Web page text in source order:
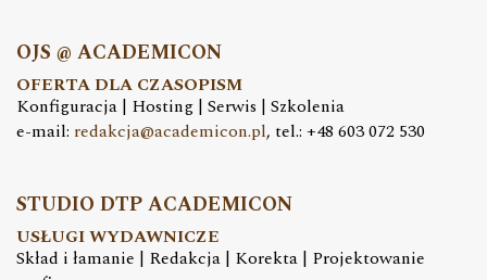
OJS @ ACADEMICON
OFERTA DLA CZASOPISM
Konfiguracja | Hosting | Serwis | Szkolenia
e-mail: redakcja@academicon.pl, tel.: +48 603 072 530
STUDIO DTP ACADEMICON
USŁUGI WYDAWNICZE
Skład i łamanie | Redakcja | Korekta | Projektowanie